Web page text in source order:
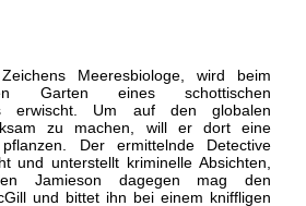
Meeresbiologe, wird beim
Garten eines schottischen
erwischt. Um auf den globalen
zu machen, will er dort eine
pflanzen. Der ermittelnde Detective
und unterstellt kriminelle Absichten,
Jamieson dagegen mag den
und bittet ihn bei einem kniffligen